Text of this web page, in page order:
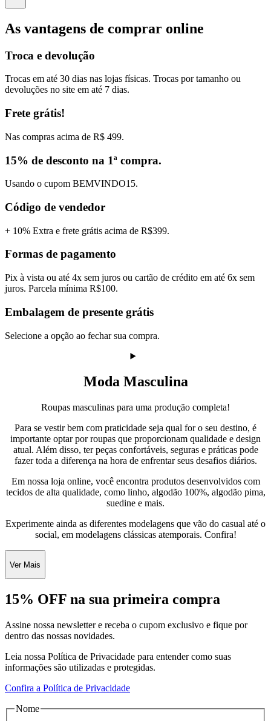
As vantagens de comprar online
Troca e devolução
Trocas em até 30 dias nas lojas físicas. Trocas por tamanho ou
devoluções no site em até 7 dias.
Frete grátis!
Nas compras acima de R$ 499.
15% de desconto na 1ª compra.
Usando o cupom BEMVINDO15.
Código de vendedor
+ 10% Extra e frete grátis acima de R$399.
Formas de pagamento
Pix à vista ou até 4x sem juros ou cartão de crédito em até 6x sem
juros. Parcela mínima R$100.
Embalagem de presente grátis
Selecione a opção ao fechar sua compra.
Moda Masculina
Roupas masculinas para uma produção completa!
Para se vestir bem com praticidade seja qual for o seu destino, é
importante optar por roupas que proporcionam qualidade e design
atual. Além disso, ter peças confortáveis, seguras e práticas pode
fazer toda a diferença na hora de enfrentar seus desafios diários.
Em nossa loja online, você encontra produtos desenvolvidos com
tecidos de alta qualidade, como linho, algodão 100%, algodão pima,
suedine e mais.
Experimente ainda as diferentes modelagens que vão do casual até o
social, em modelagens clássicas atemporais. Confira!
Ver Mais
15% OFF na sua primeira compra
Assine nossa newsletter e receba o cupom exclusivo e fique por
dentro das nossas novidades.
Leia nossa Política de Privacidade para entender como suas
informações são utilizadas e protegidas.
Confira a Política de Privacidade
Nome